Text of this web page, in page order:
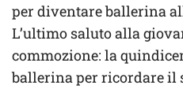
per diventare ballerina
L’ultimo saluto alla
commozione: la
ballerina per ricordare il